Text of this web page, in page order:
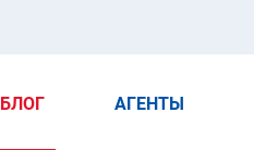
БЛОГ АГЕНТЫ